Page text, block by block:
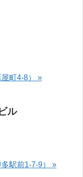
町4-8） »
ル
駅前1-7-9） »